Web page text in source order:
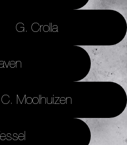
G. Crolla
C. Moolhuizen